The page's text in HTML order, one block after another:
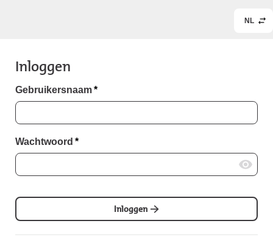
NL
Inloggen
Gebruikersnaam*
Wachtwoord *
Inloggen